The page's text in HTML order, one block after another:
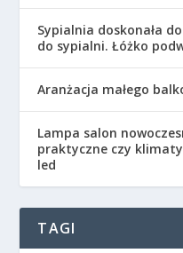
Sypialnia doskonała
do sypialni. Łóżko
Aranżacja małego
Lampa salon
praktyczne czy
led
TAGI